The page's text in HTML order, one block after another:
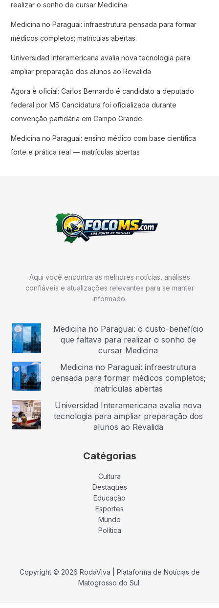
realizar o sonho de cursar Medicina
Medicina no Paraguai: infraestrutura pensada para formar
médicos completos; matrículas abertas
Universidad Interamericana avalia nova tecnologia para
ampliar preparação dos alunos ao Revalida
Agora é oficial: Carlos Bernardo é candidato a deputado
federal por MS Candidatura foi oficializada durante
convenção partidária em Campo Grande
Medicina no Paraguai: ensino médico com base científica
forte e prática real — matrículas abertas
Aqui você encontra as melhores notícias, análises
confiáveis e atualizações relevantes para se manter
informado.
Medicina no Paraguai: o custo-benefício
que faltava para realizar o sonho de
cursar Medicina
Medicina no Paraguai: infraestrutura
pensada para formar médicos completos;
matrículas abertas
Universidad Interamericana avalia nova
tecnologia para ampliar preparação dos
alunos ao Revalida
Catégorias
Cultura
Destaques
Educação
Esportes
Mundo
Política
Copyright © 2026 RodaViva | Plataforma de Notícias de
Matogrosso do Sul.